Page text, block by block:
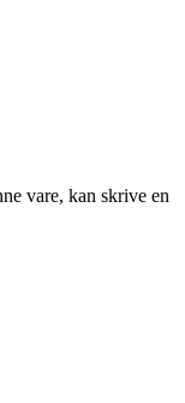
vare, kan skrive en